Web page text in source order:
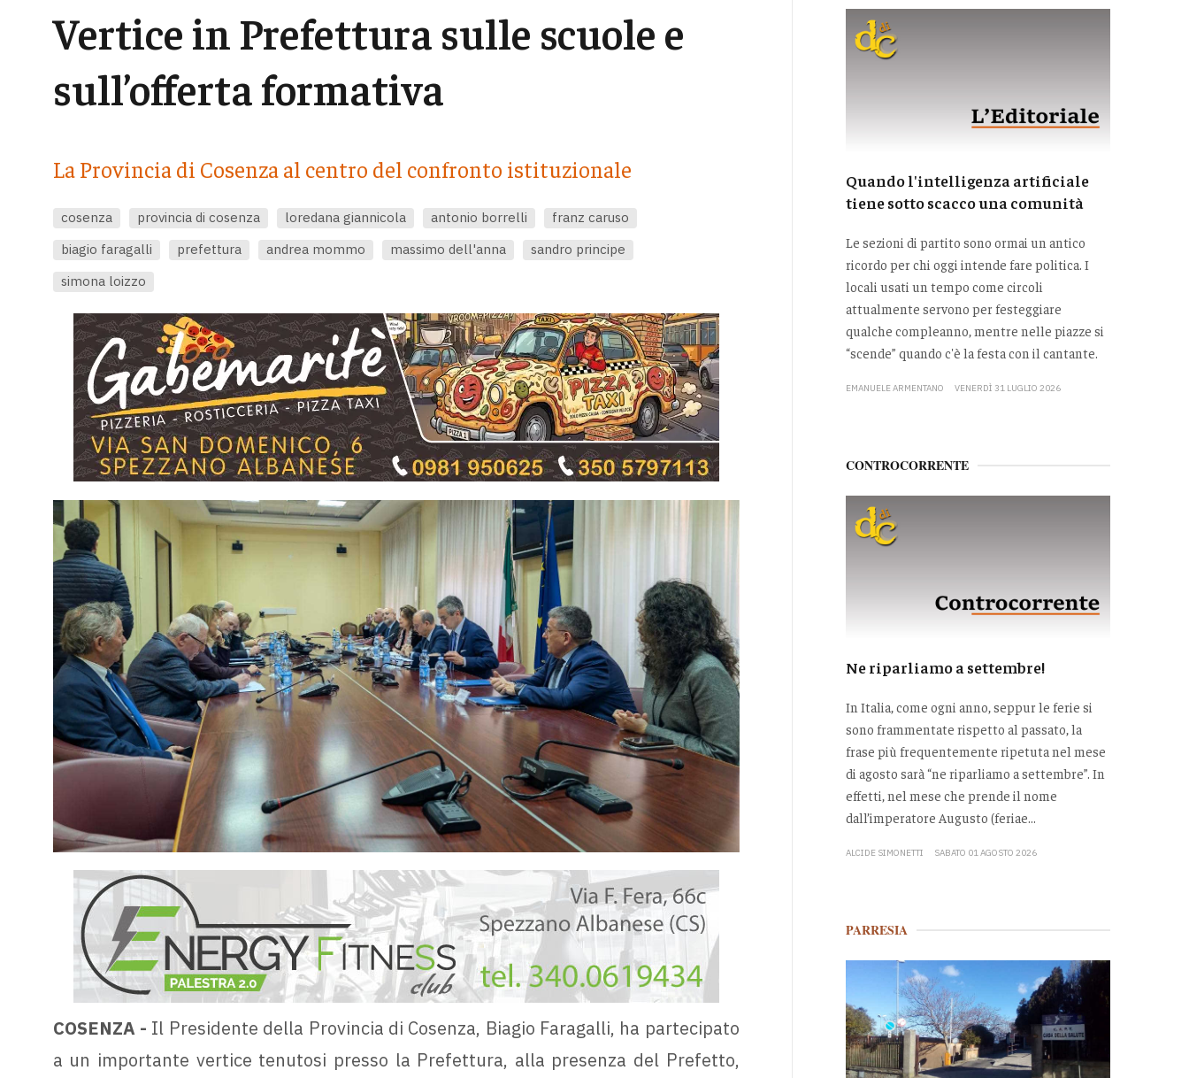
Vertice in Prefettura sulle scuole e
sull’offerta formativa
La Provincia di Cosenza al centro del confronto istituzionale
cosenza provincia di cosenza loredana giannicola antonio borrelli
franz caruso
biagio faragalli
prefettura andrea mommo massimo dell'anna
sandro principe
simona loizzo
COSENZA - Il Presidente della Provincia di Cosenza, Biagio Faragalli, ha partecipato
a un importante vertice tenutosi presso la Prefettura, alla presenza del Prefetto,
Quando l'intelligenza artificiale
tiene sotto scacco una comunità
Le sezioni di partito sono ormai un antico
ricordo per chi oggi intende fare politica. I
locali usati un tempo come circoli
attualmente servono per festeggiare
qualche compleanno, mentre nelle piazze si
“scende” quando c'è la festa con il cantante.
EMANUELE ARMENTANO VENERDÌ 31 LUGLIO 2026
CONTROCORRENTE
Ne riparliamo a settembre!
In Italia, come ogni anno, seppur le ferie si
sono frammentate rispetto al passato, la
frase più frequentemente ripetuta nel mese
di agosto sarà “ne riparliamo a settembre”. In
effetti, nel mese che prende il nome
dall’imperatore Augusto (feriae...
ALCIDE SIMONETTI SABATO 01 AGOSTO 2026
PARRESIA